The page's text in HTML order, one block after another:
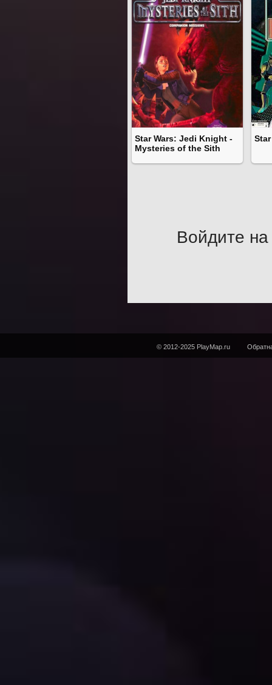
Star Wars: Jedi Knight -
Mysteries of the Sith
Войдите на
© 2012-2025 PlayMap.ru